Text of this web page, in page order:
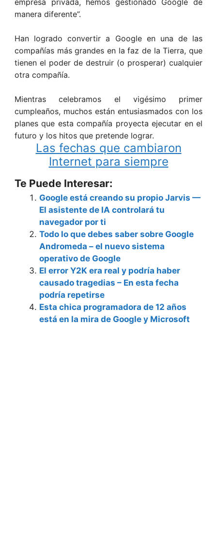
empresa privada, hemos gestionado Google de
manera diferente”.
Han logrado convertir a Google en una de las
compañías más grandes en la faz de la Tierra, que
tienen el poder de destruir (o prosperar) cualquier
otra compañía.
Mientras celebramos el vigésimo primer
cumpleaños, muchos están entusiasmados con los
planes que esta compañía proyecta ejecutar en el
futuro y los hitos que pretende lograr.
Las fechas que cambiaron
Internet para siempre
Te Puede Interesar:
Google está creando su propio Jarvis —
El asistente de IA controlará tu
navegador por ti
Todo lo que debes saber sobre Google
Andromeda – el nuevo sistema
operativo de Google
El error Y2K era real y podría haber
causado tragedias – En esta fecha
podría repetirse
Esta chica programadora de 12 años
está en la mira de Google y Microsoft